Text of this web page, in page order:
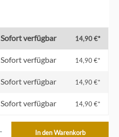
Sofort verfügbar 14,90 €*
Sofort verfügbar 14,90 €*
Sofort verfügbar 14,90 €*
Sofort verfügbar 14,90 €*
In den Warenkorb